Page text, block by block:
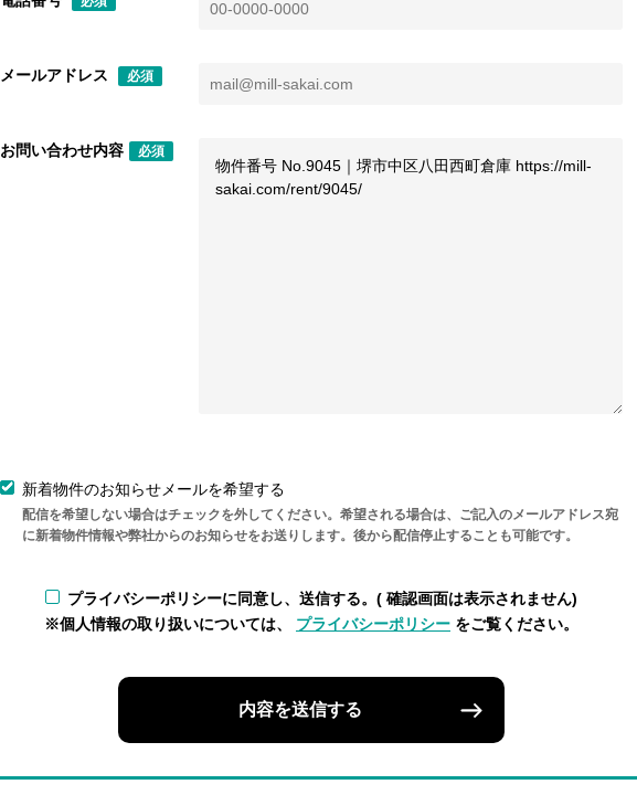
メールアドレス 必須
お問い合わせ内容 必須
新着物件のお知らせメールを希望する
配信を希望しない場合はチェックを外してください。希望される場合は、ご記入のメールアドレス宛
に新着物件情報や弊社からのお知らせをお送りします。後から配信停止することも可能です。
プライバシーポリシーに同意し、送信する。( 確認画面は表示されません)
※個人情報の取り扱いについては、
プライバシーポリシー をご覧ください。
内容を送信する